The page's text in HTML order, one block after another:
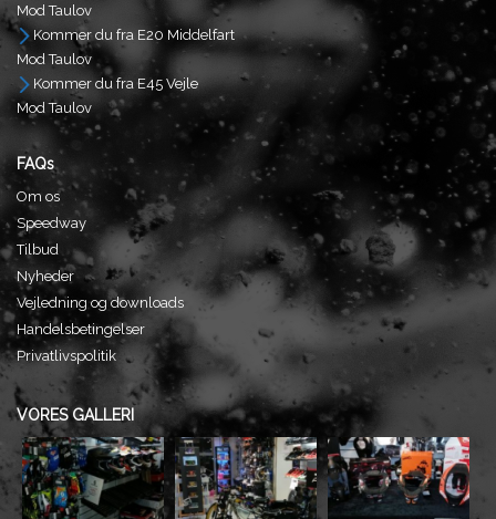
Mod Taulov
Kommer du fra E20 Middelfart
Mod Taulov
Kommer du fra E45 Vejle
Mod Taulov
FAQs
Om os
Speedway
Tilbud
Nyheder
Vejledning og downloads
Handelsbetingelser
Privatlivspolitik
VORES GALLERI